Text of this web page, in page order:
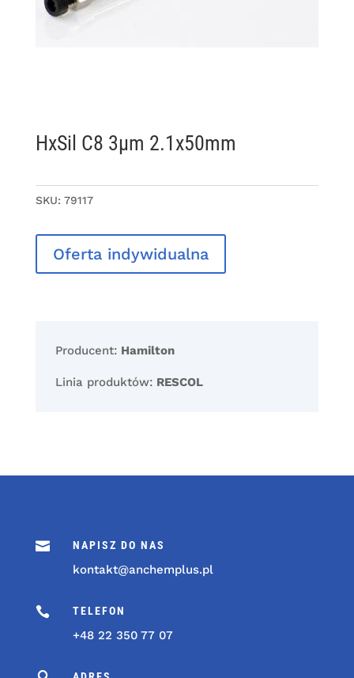
HxSil C8 3µm 2.1x50mm
SKU: 79117
Oferta indywidualna
Producent: Hamilton
Linia produktów: RESCOL
 NAPISZ DO NAS
kontakt@anchemplus.pl
 TELEFON
+48 22 350 77 07